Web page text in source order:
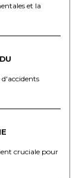
et la
cruciale pour